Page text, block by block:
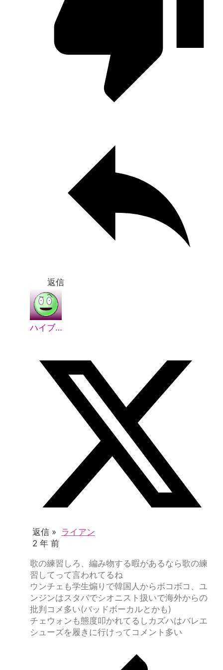
返信
ハイブ…
返信 » ライアン
2 年 前
歌の練習しろ、編み物する暇があるなら歌の練
習してって言われてるね
ウンチェも学生煽りで韓国人からボコボコ、ユ
ンジンはスタバでシオニスト扱いで海外からの
批判コメ多い(バッドボーカルとかも)
チェウォンも態度叩かれてるしカズハはバレエ
シューズを履きに行けってコメント多い